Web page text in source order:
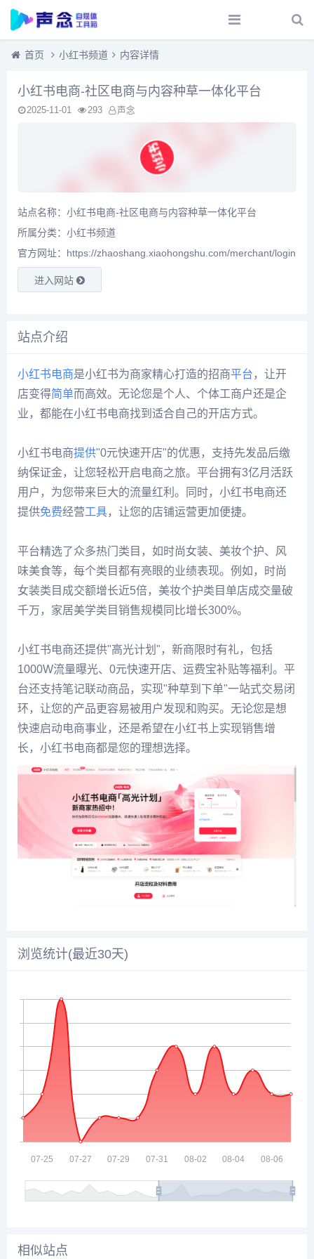
首页 小红书频道 内容详情
小红书电商-社区电商与内容种草一体化平台
2025-11-01 293 声念
站点名称：小红书电商-社区电商与内容种草一体化平台
所属分类： 小红书频道
官方网址：https://zhaoshang.xiaohongshu.com/merchant/login
进入网站
站点介绍
小红书电商是小红书为商家精心打造的招商平台 ，让开
店变得简单而高效。无论您是个人、个体工商户还是企
业，都能在小红书电商找到适合自己的开店方式。
小红书电商提供"0元快速开店"的优惠，支持先发品后缴
纳保证金，让您轻松开启电商之旅。平台拥有3亿月活跃
用户，为您带来巨大的流量红利。同时，小红书电商还
提供免费经营工具，让您的店铺运营更加便捷。
平台精选了众多热门类目，如时尚女装、美妆个护、风
味美食等，每个类目都有亮眼的业绩表现。例如，时尚
女装类目成交额增长近5倍，美妆个护类目单店成交量破
千万，家居美学类目销售规模同比增长300%。
小红书电商还提供"高光计划"，新商限时有礼，包括
1000W流量曝光、0元快速开店、运费宝补贴等福利。平
台还支持笔记联动商品，实现"种草到下单"一站式交易闭
环，让您的产品更容易被用户发现和购买。无论您是想
快速启动电商事业，还是希望在小红书上实现销售增
长，小红书电商都是您的理想选择。
浏览统计(最近30天)
相似站点